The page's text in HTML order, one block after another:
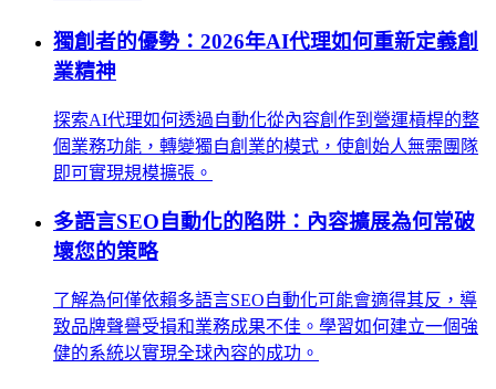
獨創者的優勢：2026年AI代理如何重新定義創
業精神
探索AI代理如何透過自動化從內容創作到營運槓桿的整
個業務功能，轉變獨自創業的模式，使創始人無需團隊
即可實現規模擴張。
多語言SEO自動化的陷阱：內容擴展為何常破
壞您的策略
了解為何僅依賴多語言SEO自動化可能會適得其反，導
致品牌聲譽受損和業務成果不佳。學習如何建立一個強
健的系統以實現全球內容的成功。